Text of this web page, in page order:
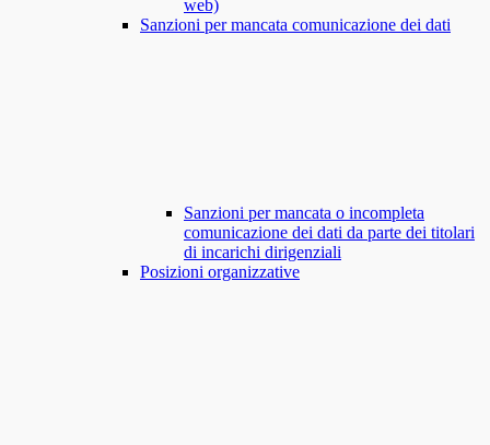
web)
Sanzioni per mancata comunicazione dei dati
Sanzioni per mancata o incompleta
comunicazione dei dati da parte dei titolari
di incarichi dirigenziali
Posizioni organizzative